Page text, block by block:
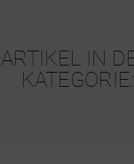
IN
KATEGORIE: